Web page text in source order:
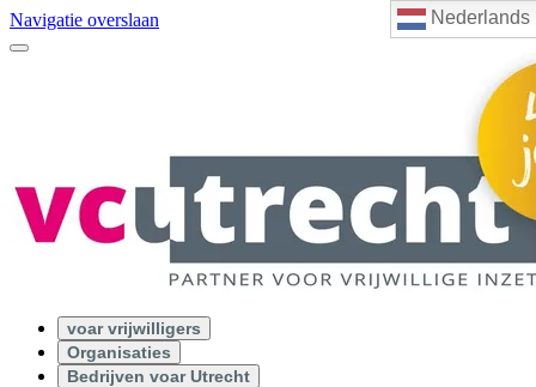
Nederlands
Navigatie overslaan
voar vrijwilligers
Organisaties
Bedrijven voar Utrecht